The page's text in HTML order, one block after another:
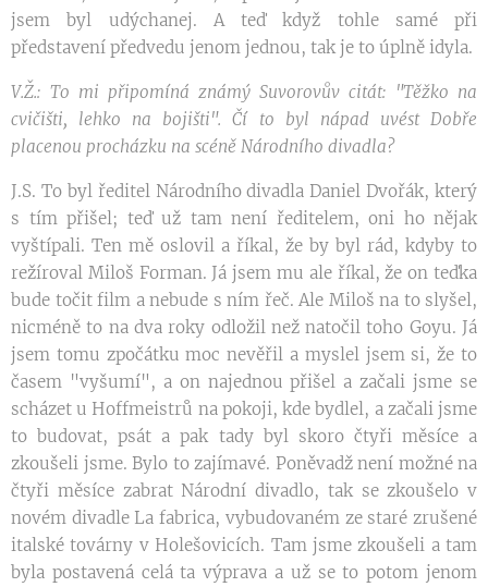
jsem byl udýchanej. A teď když tohle samé při
představení předvedu jenom jednou, tak je to úplně idyla.
V.Ž.: To mi připomíná známý Suvorovův citát: "Těžko na
cvičišti, lehko na bojišti". Čí to byl nápad uvést Dobře
placenou procházku na scéně Národního divadla?
J.S. To byl ředitel Národního divadla Daniel Dvořák, který
s tím přišel; teď už tam není ředitelem, oni ho nějak
vyštípali. Ten mě oslovil a říkal, že by byl rád, kdyby to
režíroval Miloš Forman. Já jsem mu ale říkal, že on teďka
bude točit film a nebude s ním řeč. Ale Miloš na to slyšel,
nicméně to na dva roky odložil než natočil toho Goyu. Já
jsem tomu zpočátku moc nevěřil a myslel jsem si, že to
časem "vyšumí", a on najednou přišel a začali jsme se
scházet u Hoffmeistrů na pokoji, kde bydlel, a začali jsme
to budovat, psát a pak tady byl skoro čtyři měsíce a
zkoušeli jsme. Bylo to zajímavé. Poněvadž není možné na
čtyři měsíce zabrat Národní divadlo, tak se zkoušelo v
novém divadle La fabrica, vybudovaném ze staré zrušené
italské továrny v Holešovicích. Tam jsme zkoušeli a tam
byla postavená celá ta výprava a už se to potom jenom